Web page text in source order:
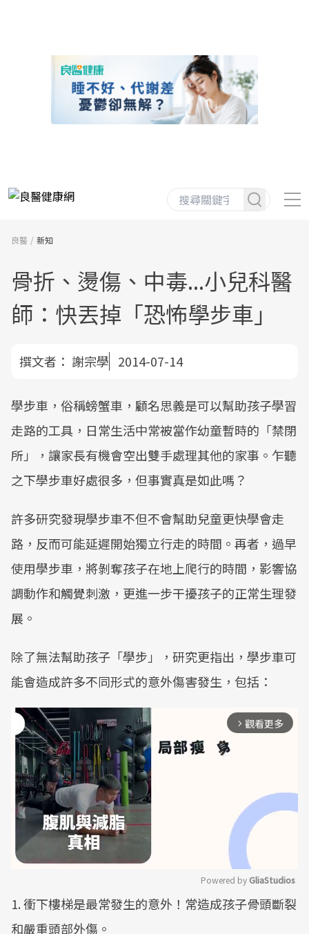
良醫 新知
骨折、燙傷、中毒...小兒科醫
師：快丟掉「恐怖學步車」
撰文者： 謝宗學 2014-07-14
學步車，俗稱螃蟹車，顧名思義是可以幫助孩子學習
走路的工具，日常生活中常被當作幼童暫時的「禁閉
所」，讓家長有機會空出雙手處理其他的家事。乍聽
之下學步車好處很多，但事實真是如此嗎？
許多研究發現學步車不但不會幫助兒童更快學會走
路，反而可能延遲開始獨立行走的時間。再者，過早
使用學步車，將剝奪孩子在地上爬行的時間，影響協
調動作和觸覺刺激，更進一步干擾孩子的正常生理發
展。
除了無法幫助孩子「學步」，研究更指出，學步車可
能會造成許多不同形式的意外傷害發生，包括：
arrow_forward_ios 觀看更多
Mute
Powered by GliaStudios
1. 衝下樓梯是最常發生的意外！常造成孩子骨頭斷裂
和嚴重頭部外傷。